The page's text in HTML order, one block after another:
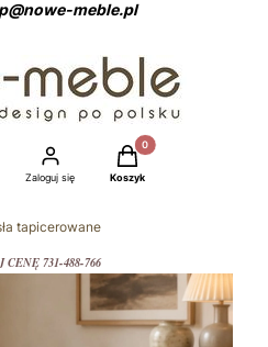
meble.pl
wyszukiwarkę
Zaloguj się
Produkty w koszyku:
Koszyk
tapicerowane
CENĘ 731-488-766